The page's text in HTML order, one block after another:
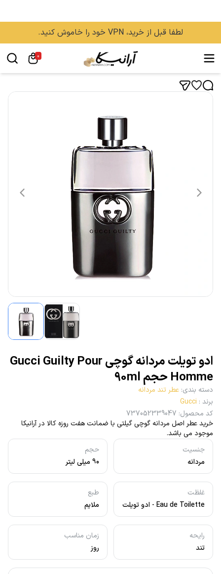
لطفا قبل از خرید، VPN خود را خاموش کنید.
0
ادو تویلت مردانه گوچی Gucci Guilty Pour
Homme حجم 90ml
جنسیت
مردانه
حجم
90 میلی لیتر
غلظت
Eau de Toilette - ادو تویلت
طبع
ملایم
رایحه
تند
زمان مناسب
روز
دسته بندی: عطر تند مردانه
برند :
Gucci
کد محصول:
737052339047
خرید عطر اصل مردانه گوچی گیلتی با ضمانت هفت روزه کالا در آرانیکا
موجود می باشد.